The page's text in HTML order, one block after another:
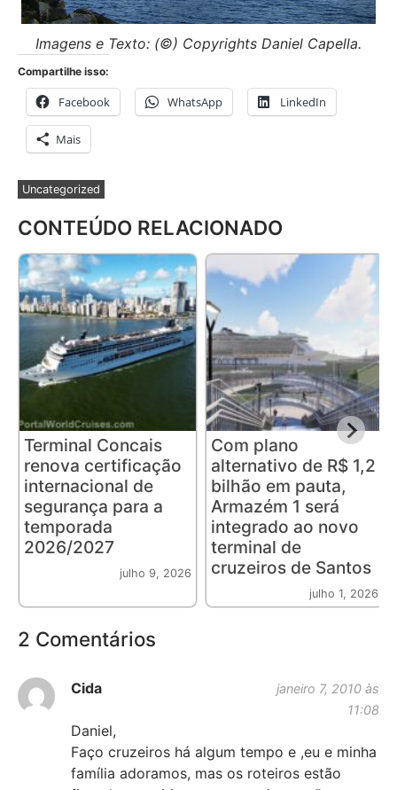
Imagens e Texto: (©) Copyrights Daniel Capella.
Compartilhe isso:
Facebook WhatsApp LinkedIn
Mais
Uncategorized
CONTEÚDO RELACIONADO
Terminal Concais
renova certificação
internacional de
segurança para a
temporada
2026/2027
julho 9, 2026
Com plano
alternativo de R$ 1,2
bilhão em pauta,
Armazém 1 será
integrado ao novo
terminal de
cruzeiros de Santos
julho 1, 2026
2 Comentários
Cida
janeiro 7, 2010 às
11:08
Daniel,
Faço cruzeiros há algum tempo e ,eu e minha
família adoramos, mas os roteiros estão